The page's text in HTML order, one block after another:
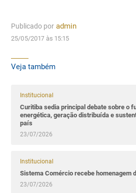
Publicado por admin
25/05/2017 às 15:15
Veja também
Institucional
Curitiba sedia principal debate sobre o
energética, geração distribuída e
país
23/07/2026
Institucional
Sistema Comércio recebe homenagem
23/07/2026